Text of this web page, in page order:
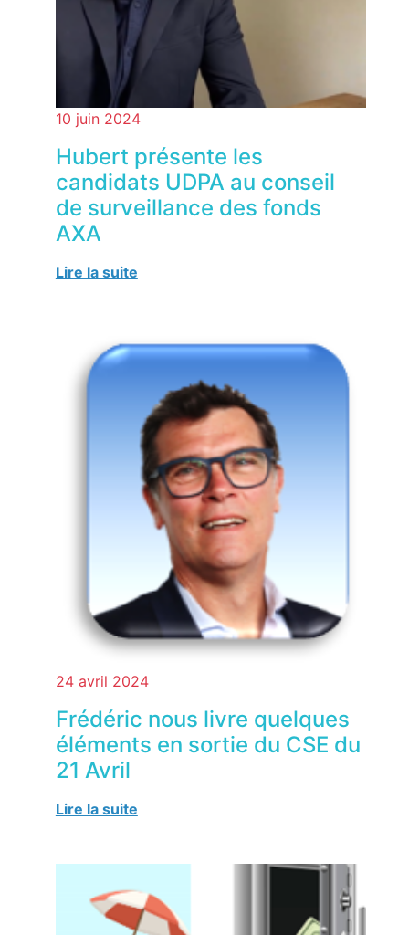
10 juin 2024
Hubert présente les
candidats UDPA au conseil
de surveillance des fonds
AXA
Lire la suite
24 avril 2024
Frédéric nous livre quelques
éléments en sortie du CSE du
21 Avril
Lire la suite